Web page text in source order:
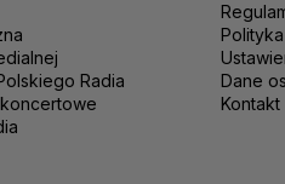
Radia
Dane
Kontakt